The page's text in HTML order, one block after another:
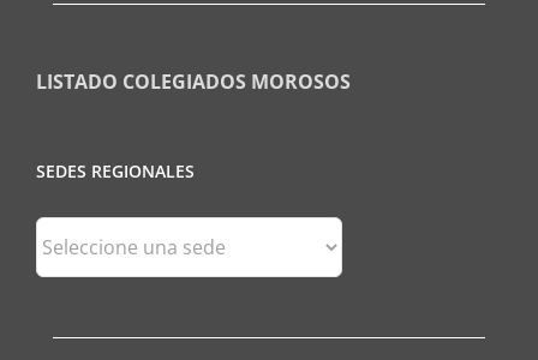
LISTADO COLEGIADOS MOROSOS
SEDES REGIONALES
Sedes
Regionales